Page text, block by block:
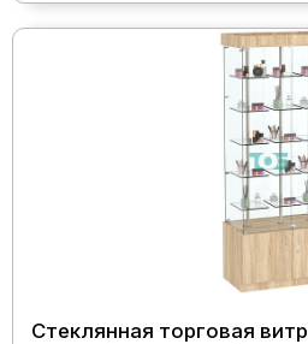
Стеклянная торговая